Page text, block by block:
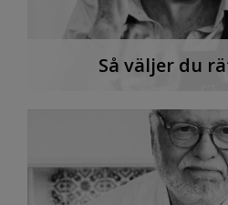
Så väljer du